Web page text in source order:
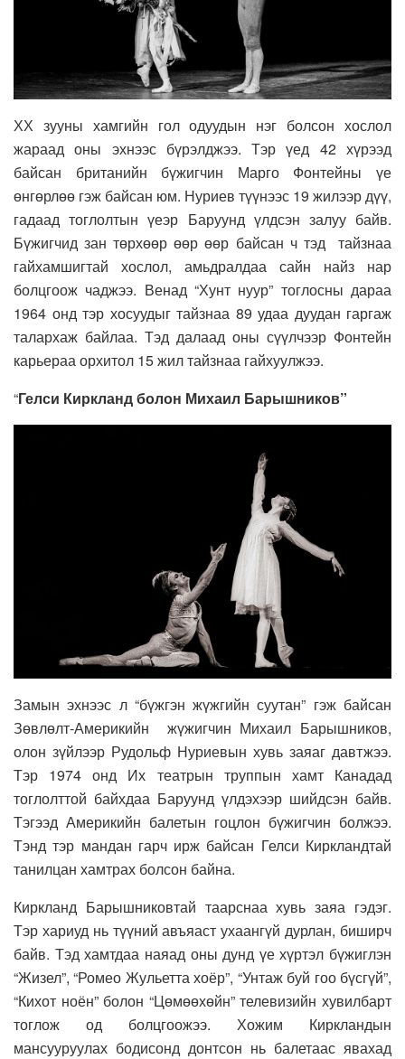
ХХ зууны хамгийн гол одуудын нэг болсон хослол
жараад оны эхнээс бүрэлджээ. Тэр үед 42 хүрээд
байсан британийн бүжигчин Марго Фонтейны үе
өнгөрлөө гэж байсан юм. Нуриев түүнээс 19 жилээр дүү,
гадаад тоглолтын үеэр Баруунд үлдсэн залуу байв.
Бүжигчид зан төрхөөр өөр өөр байсан ч тэд тайзнаа
гайхамшигтай хослол, амьдралдаа сайн найз нар
болцгоож чаджээ. Венад “Хунт нуур” тоглосны дараа
1964 онд тэр хосуудыг тайзнаа 89 удаа дуудан гаргаж
талархаж байлаа. Тэд далаад оны сүүлчээр Фонтейн
карьераа орхитол 15 жил тайзнаа гайхуулжээ.
“Гелси Киркланд болон Михаил Барышников”
Замын эхнээс л “бүжгэн жүжгийн суутан” гэж байсан
Зөвлөлт-Америкийн жүжигчин Михаил Барышников,
олон зүйлээр Рудольф Нуриевын хувь заяаг давтжээ.
Тэр 1974 онд Их театрын труппын хамт Канадад
тоглолттой байхдаа Баруунд үлдэхээр шийдсэн байв.
Тэгээд Америкийн балетын гоцлон бүжигчин болжээ.
Тэнд тэр мандан гарч ирж байсан Гелси Киркландтай
танилцан хамтрах болсон байна.
Киркланд Барышниковтай таарснаа хувь заяа гэдэг.
Тэр хариуд нь түүний авъяаст ухаангүй дурлан, биширч
байв. Тэд хамтдаа наяад оны дунд үе хүртэл бүжиглэн
“Жизел”, “Ромео Жульетта хоёр”, “Унтаж буй гоо бүсгүй”,
“Кихот ноён” болон “Цөмөөхөйн” телевизийн хувилбарт
тоглож од болцгоожээ. Хожим Киркландын
мансууруулах бодисонд донтсон нь балетаас явахад